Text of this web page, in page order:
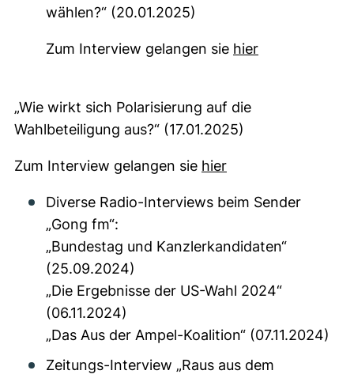
wählen?“ (20.01.2025)
Zum Interview gelangen sie hier
„Wie wirkt sich Polarisierung auf die
Wahlbeteiligung aus?“ (17.01.2025)
Zum Interview gelangen sie hier(externer Link,
Diverse Radio-Interviews beim Sender
„Gong fm“:
„Bundestag und Kanzlerkandidaten“
(25.09.2024)
„Die Ergebnisse der US-Wahl 2024“
(06.11.2024)
„Das Aus der Ampel-Koalition“ (07.11.2024)
Zeitungs-Interview „Raus aus dem